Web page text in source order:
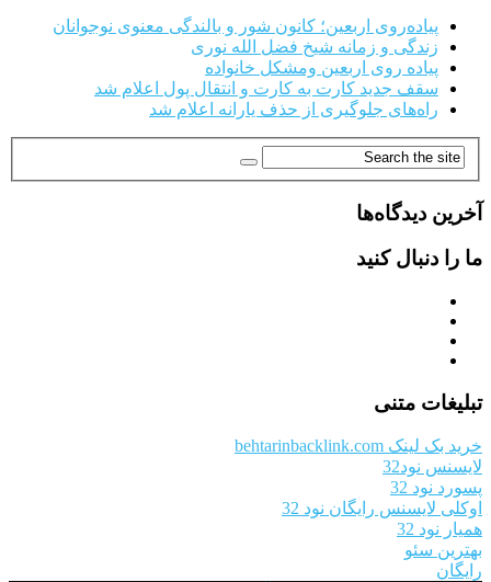
پیاده‌روی اربعین؛ کانون شور و بالندگی معنوی نوجوانان
زندگی و زمانه شیخ فضل الله نوری
پیاده روی اربعین ومشکل خانواده
سقف جدید کارت به کارت و انتقال پول اعلام شد
راه‌های جلوگیری از حذف یارانه اعلام شد
آخرین دیدگاه‌ها
ما را دنبال کنید
تبلیغات متنی
خرید بک لینک behtarinbacklink.com
لایسنس نود32
پسورد نود 32
اوکلی لایسنس رایگان نود 32
همیار نود 32
بهترین سئو
رایگان